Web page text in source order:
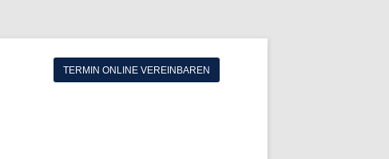
TERMIN ONLINE VEREINBAREN